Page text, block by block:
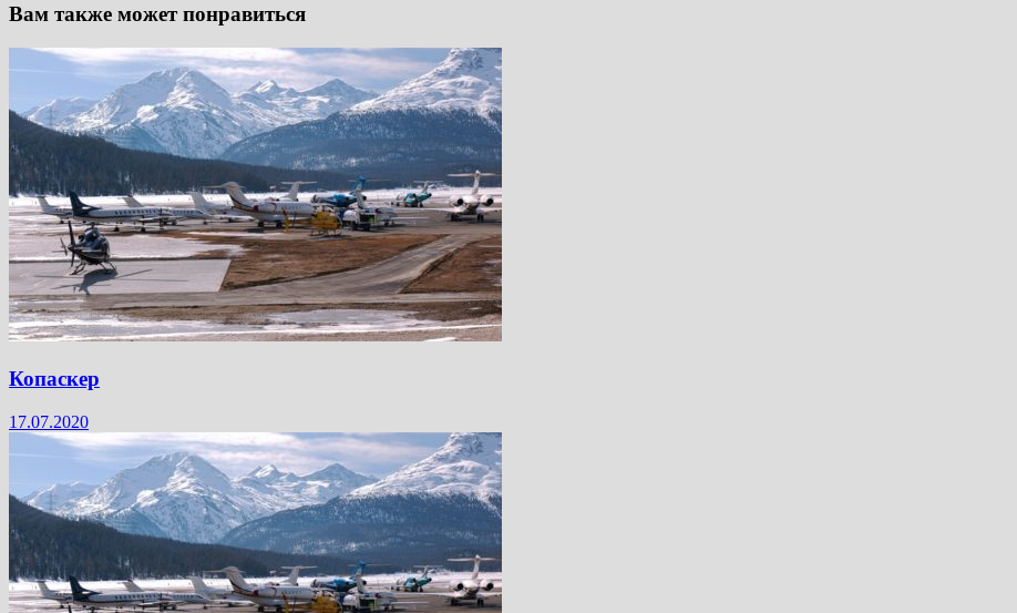
Вам также может понравиться
Копаскер
17.07.2020